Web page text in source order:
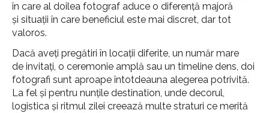
în care al doilea fotograf aduce o diferență majoră
și situații în care beneficiul este mai discret, dar tot
valoros.
Dacă aveți pregătiri în locații diferite, un număr mare
de invitați, o ceremonie amplă sau un timeline dens, doi
fotografi sunt aproape întotdeauna alegerea potrivită.
La fel și pentru nunțile destination, unde decorul,
logistica și ritmul zilei creează multe straturi ce merită